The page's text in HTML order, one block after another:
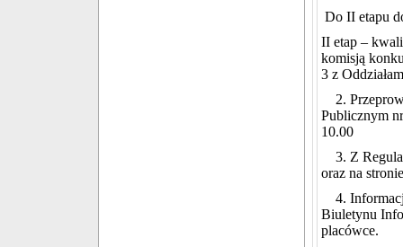
Do II etapu
II etap –
komisją
3 z
2.
Publicznym
10.00
3. Z
oraz na
4.
Biuletynu
placówce.